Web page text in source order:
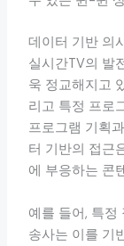
데이터 기반 의
실시간TV의 발
욱 정교해지고
리고 특정 프로
프로그램 기획
터 기반의 접근
에 부응하는 콘
예를 들어, 특정
송사는 이를 기